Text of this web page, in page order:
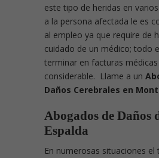
este tipo de heridas en
a la persona afectada le es
al empleo ya que require de
cuidado de un médico; todo
terminar en facturas
considerable. Llame a un
Daños Cerebrales en
Abogados de Daños
Espalda
En numerosas situaciones el